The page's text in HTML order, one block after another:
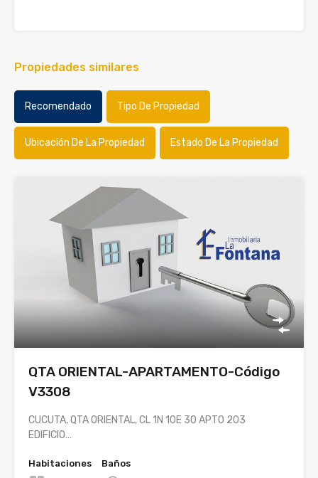
Propiedades similares
Recomendado Tipo De Propiedad
Ubicación De La Propiedad Estado De La Propiedad
QTA ORIENTAL-APARTAMENTO-Código
V3308
CUCUTA, QTA ORIENTAL, CL 1N 10E 30 APTO 203
EDIFICIO…
Habitaciones
Baños